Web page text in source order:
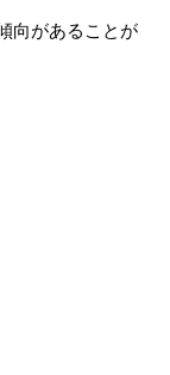
向があることが